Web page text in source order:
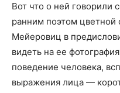
Вот что о ней говорили
ранним поэтом
Мейеровиц в
видеть на ее
поведение человека,
выражения лица —